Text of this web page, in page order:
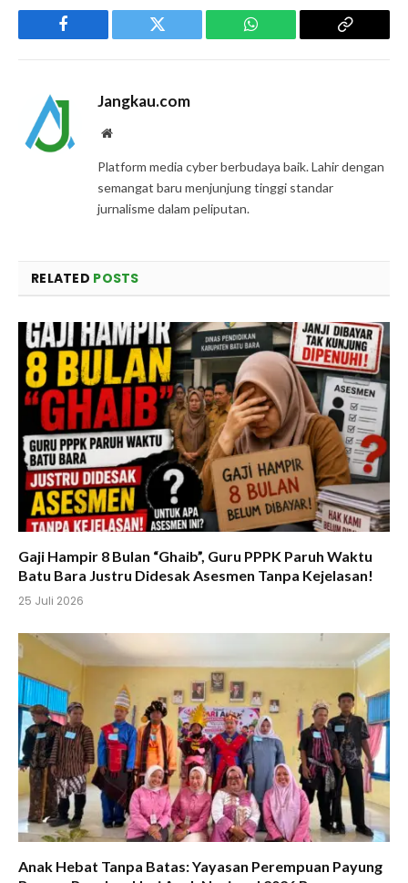
Facebook Twitter WhatsApp
Copy
Jangkau.com
Website
Platform media cyber berbudaya baik. Lahir dengan
semangat baru menjunjung tinggi standar
jurnalisme dalam peliputan.
RELATED POSTS
Gaji Hampir 8 Bulan “Ghaib”, Guru PPPK Paruh Waktu
Batu Bara Justru Didesak Asesmen Tanpa Kejelasan!
25 Juli 2026
Anak Hebat Tanpa Batas: Yayasan Perempuan Payung